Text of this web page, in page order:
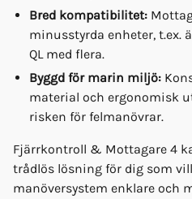
Bred kompatibilitet:
minusstyrda enheter, t.ex.
QL med flera.
Byggd för marin miljö:
material och ergonomisk
risken för felmanövrar.
Fjärrkontroll & Mottagare 4
trådlös lösning för dig som
manöversystem enklare och